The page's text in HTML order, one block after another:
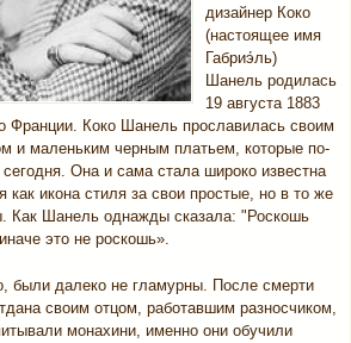
дизайнер Коко
(настоящее имя
Габриэ́ль)
Шанель родилась
19 августа 1883
Франции. Коко Шанель прославилась своим
и маленьким черным платьем, которые по-
Она и сама стала широко известна
как икона стиля за свои простые, но в то же
Как Шанель однажды сказала: "Роскошь
это не роскошь».
были далеко не гламурны. После смерти
своим отцом, работавшим разносчиком,
монахини, именно они обучили